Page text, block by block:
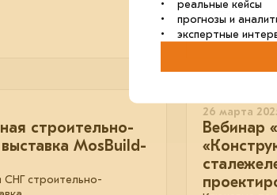
отрасль
сталь
строительно-
MosBuild-
СНГ строительно-
26 марта
Вебинар
• реальные кейсы
• прогнозы и
• экспертные